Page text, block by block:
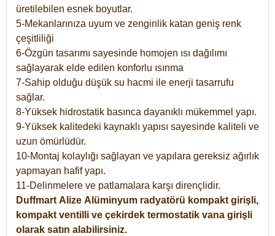
üretilebilen esnek boyutlar.
5-Mekanlarınıza uyum ve zenginlik katan geniş renk
çeşitliliği
6-Özgün tasarımı sayesinde homojen ısı dağılımı
sağlayarak elde edilen konforlu ısınma
7-Sahip olduğu düşük su hacmi ile enerji tasarrufu
sağlar.
8-Yüksek hidrostatik basınca dayanıklı mükemmel yapı.
9-Yüksek kalitedeki kaynaklı yapısı sayesinde kaliteli ve
uzun ömürlüdür.
10-Montaj kolaylığı sağlayan ve yapılara gereksiz ağırlık
yapmayan hafif yapı.
11-Delinmelere ve patlamalara karşı dirençlidir.
Duffmart Alize Alüminyum radyatörü kompakt girişli,
kompakt ventilli ve çekirdek termostatik vana girişli
olarak satın alabilirsiniz.